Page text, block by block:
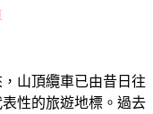
，山頂纜車已由昔日往
性的旅遊地標。過去